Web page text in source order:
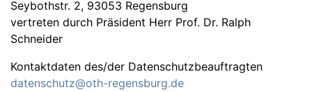
Seybothstr. 2, 93053 Regensburg
vertreten durch Präsident Herr Prof. Dr. Ralph
Schneider
Kontaktdaten des/der Datenschutzbeauftragten
datenschutz@oth-regensburg.de